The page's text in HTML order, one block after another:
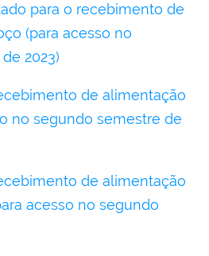
para o recebimento de
(para acesso no
2023)
de alimentação
no segundo semestre de
de alimentação
acesso no segundo